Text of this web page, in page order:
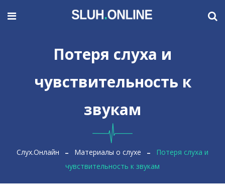
Потеря слуха и
чувствительность к
звукам
Слух.Онлайн Материалы о слухе
Потеря слуха и
чувствительность к звукам